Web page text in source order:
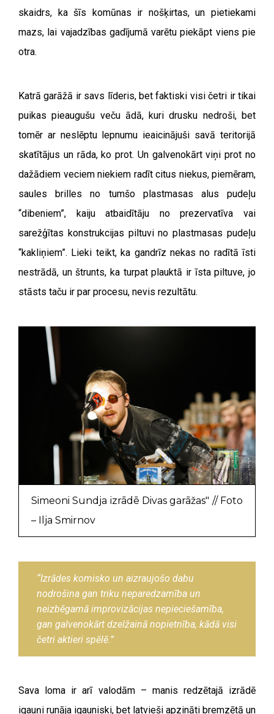
skaidrs, ka šīs komūnas ir nošķirtas, un pietiekami
mazs, lai vajadzības gadījumā varētu piekāpt viens pie
otra.
Katrā garāžā ir savs līderis, bet faktiski visi četri ir tikai
puikas pieaugušu veču ādā, kuri drusku nedroši, bet
tomēr ar neslēptu lepnumu ieaicinājuši savā teritorijā
skatītājus un rāda, ko prot. Un galvenokārt viņi prot no
dažādiem veciem niekiem radīt citus niekus, piemēram,
saules brilles no tumšo plastmasas alus pudeļu
“dibeniem”, kaiju atbaidītāju no prezervatīva vai
sarežģītas konstrukcijas piltuvi no plastmasas pudeļu
“kakliņiem”. Lieki teikt, ka gandrīz nekas no radītā īsti
nestrādā, un štrunts, ka turpat plauktā ir īsta piltuve, jo
stāsts taču ir par procesu, nevis rezultātu.
Simeoni Sundja izrādē Divas garāžas" // Foto
– Ilja Smirnov
“Izrādes komisko un aizraujošo dabu
nodrošina gan triku neparedzamība un
neizbēgamā improvizācijas nepieciešamība,
gan galvenokārt dzelžainā nopietnība, kādā visi
četri aktieri spēlē.”
Sava loma ir arī valodām – manis redzētajā izrādē
igauņi runāja igauniski, bet latvieši apzināti bremzētā un